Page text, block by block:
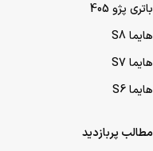
باتری پژو 405
هایما S8
هایما S7
هایما S6
مطالب پربازدید